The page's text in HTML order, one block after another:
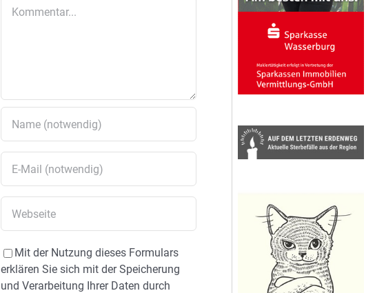
Mit der Nutzung dieses Formulars
erklären Sie sich mit der Speicherung
und Verarbeitung Ihrer Daten durch